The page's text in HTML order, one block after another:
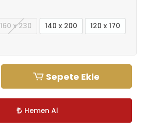
160 x 230 140 x 200
120 x 170
Sepete Ekle
Hemen Al